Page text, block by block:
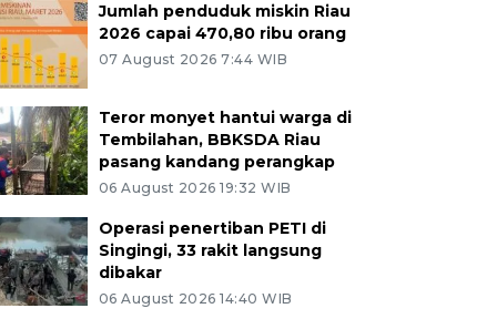
Jumlah penduduk miskin Riau
2026 capai 470,80 ribu orang
07 August 2026 7:44 WIB
Teror monyet hantui warga di
Tembilahan, BBKSDA Riau
pasang kandang perangkap
06 August 2026 19:32 WIB
Operasi penertiban PETI di
Singingi, 33 rakit langsung
dibakar
06 August 2026 14:40 WIB